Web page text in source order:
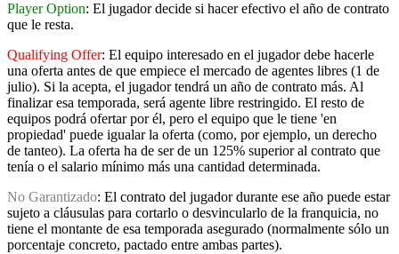
Player Option: El jugador decide si hacer efectivo el año de contrato
que le resta.
Qualifying Offer: El equipo interesado en el jugador debe hacerle
una oferta antes de que empiece el mercado de agentes libres (1 de
julio). Si la acepta, el jugador tendrá un año de contrato más. Al
finalizar esa temporada, será agente libre restringido. El resto de
equipos podrá ofertar por él, pero el equipo que le tiene 'en
propiedad' puede igualar la oferta (como, por ejemplo, un derecho
de tanteo). La oferta ha de ser de un 125% superior al contrato que
tenía o el salario mínimo más una cantidad determinada.
No Garantizado: El contrato del jugador durante ese año puede estar
sujeto a cláusulas para cortarlo o desvincularlo de la franquicia, no
tiene el montante de esa temporada asegurado (normalmente sólo un
porcentaje concreto, pactado entre ambas partes).